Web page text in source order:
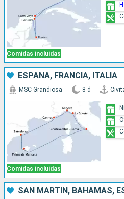
Comidas incluidas
ESPAÑA, FRANCIA, ITALIA
Comidas incluidas
MSC Grandiosa 8 d